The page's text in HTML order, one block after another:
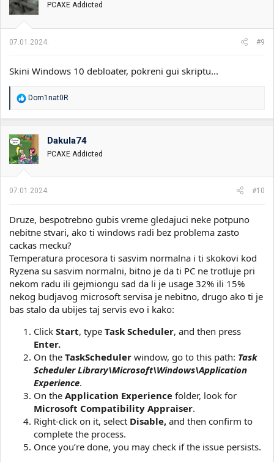
PCAXE Addicted
07.01.2024. #9
Skini Windows 10 debloater, pokreni gui skriptu...
R
o
a
n
:
Dom1nat0R
Dakula74
PCAXE Addicted
07.01.2024. #10
Druze, bespotrebno gubis vreme gledajuci neke potpuno
nebitne stvari, ako ti windows radi bez problema zasto
cackas mecku?
Temperatura procesora ti sasvim normalna i ti skokovi kod
Ryzena su sasvim normalni, bitno je da ti PC ne trotluje pri
nekom radu ili gejmiongu sad da li je usage 32% ili 15%
nekog budjavog microsoft servisa je nebitno, drugo ako ti je
bas stalo da ubijes taj servis evo i kako:
Click Start, type Task Scheduler, and then press
Enter.
On the TaskScheduler window, go to this path: Task
Scheduler Library\Microsoft\Windows\Application
Experience.
On the Application Experience folder, look for
Microsoft Compatibility Appraiser.
Right-click on it, select Disable, and then confirm to
complete the process.
Once you’re done, you may check if the issue persists.